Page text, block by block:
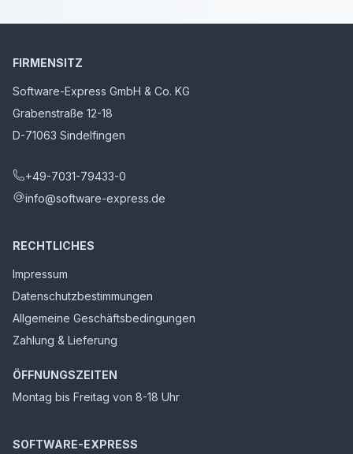
FIRMENSITZ
Software-Express GmbH & Co. KG
Grabenstraße 12-18
D-71063 Sindelfingen
+49-7031-79433-0
info@software-express.de
RECHTLICHES
Impressum
Datenschutzbestimmungen
Allgemeine Geschäftsbedingungen
Zahlung & Lieferung
ÖFFNUNGSZEITEN
Montag bis Freitag von 8-18 Uhr
SOFTWARE-EXPRESS